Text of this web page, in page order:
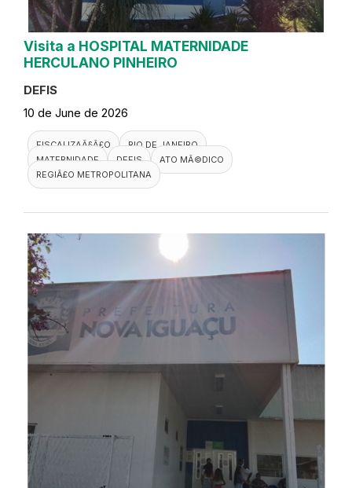
Visita a HOSPITAL MATERNIDADE
HERCULANO PINHEIRO
DEFIS
10 de June de 2026
FISCALIZAÃ§Ã£O
RIO DE JANEIRO
MATERNIDADE
DEFIS
ATO MÃ©DICO
REGIÃ£O METROPOLITANA